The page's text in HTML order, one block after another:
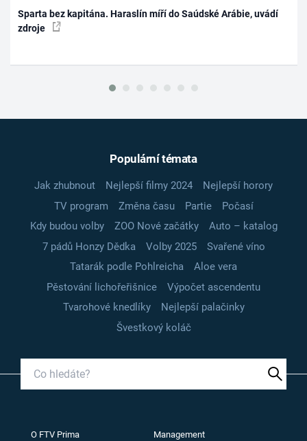
Sparta bez kapitána. Haraslín míří do Saúdské Arábie, uvádí
zdroje
Populární témata
Jak zhubnout Nejlepší filmy 2024
Nejlepší horory
TV program
Změna času Partie
Počasí
Kdy budou volby
ZOO Nové začátky
Auto – katalog
7 pádů Honzy Dědka
Volby 2025
Svařené víno
Tatarák podle Pohlreicha
Aloe vera
Pěstování lichořeřišnice
Výpočet ascendentu
Tvarohové knedlíky
Nejlepší palačinky
Švestkový koláč
O FTV Prima Management